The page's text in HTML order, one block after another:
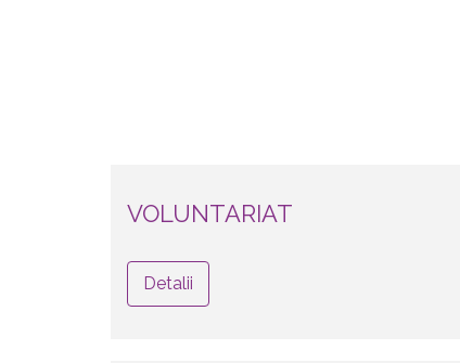
VOLUNTARIAT
Detalii